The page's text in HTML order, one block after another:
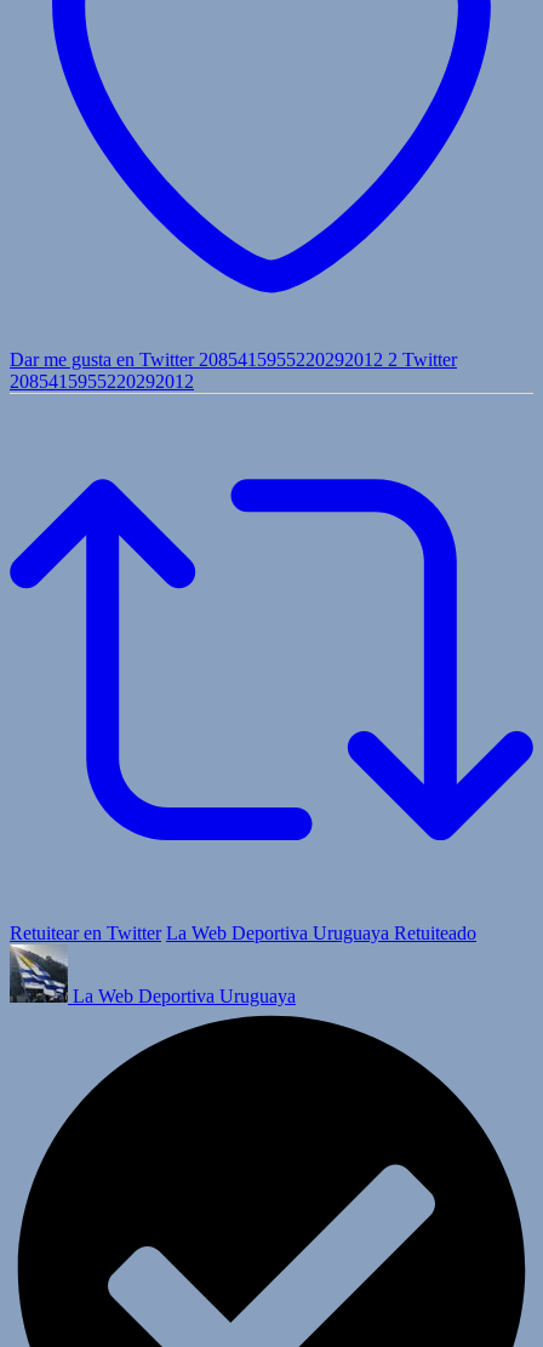
Dar me gusta en Twitter 2085415955220292012 2 Twitter
2085415955220292012
Retuitear en Twitter La Web Deportiva Uruguaya Retuiteado
La Web Deportiva Uruguaya